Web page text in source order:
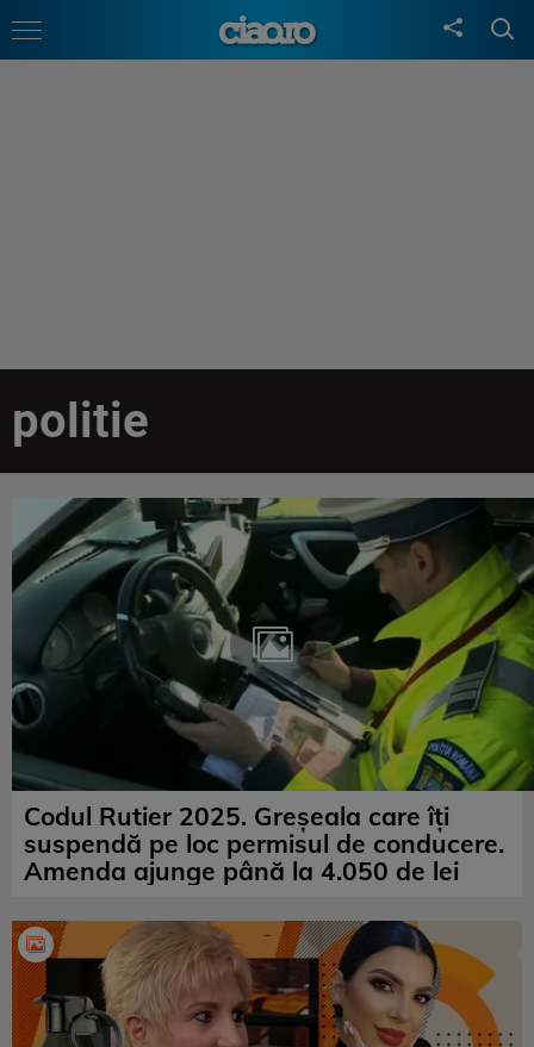
politie
Codul Rutier 2025. Greșeala care îți
suspendă pe loc permisul de conducere.
Amenda ajunge până la 4.050 de lei